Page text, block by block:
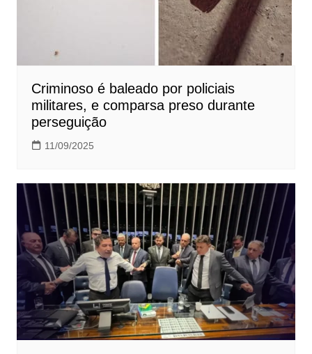
Criminoso é baleado por policiais
militares, e comparsa preso durante
perseguição
11/09/2025